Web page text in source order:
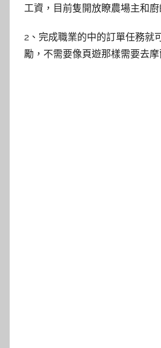
工資，目前隻開放瞭農場主和廚
2、完成職業的中的訂單任務就
勵，不需要像頁遊那樣需要去摩